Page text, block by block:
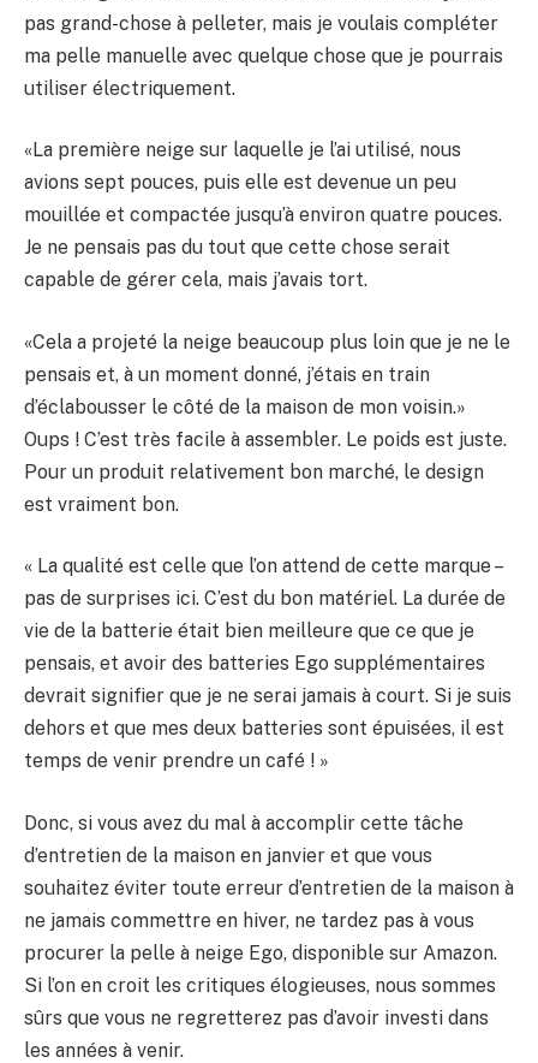
pas grand-chose à pelleter, mais je voulais compléter
ma pelle manuelle avec quelque chose que je pourrais
utiliser électriquement.
«La première neige sur laquelle je l’ai utilisé, nous
avions sept pouces, puis elle est devenue un peu
mouillée et compactée jusqu’à environ quatre pouces.
Je ne pensais pas du tout que cette chose serait
capable de gérer cela, mais j’avais tort.
«Cela a projeté la neige beaucoup plus loin que je ne le
pensais et, à un moment donné, j’étais en train
d’éclabousser le côté de la maison de mon voisin.»
Oups ! C’est très facile à assembler. Le poids est juste.
Pour un produit relativement bon marché, le design
est vraiment bon.
« La qualité est celle que l’on attend de cette marque –
pas de surprises ici. C’est du bon matériel. La durée de
vie de la batterie était bien meilleure que ce que je
pensais, et avoir des batteries Ego supplémentaires
devrait signifier que je ne serai jamais à court. Si je suis
dehors et que mes deux batteries sont épuisées, il est
temps de venir prendre un café ! »
Donc, si vous avez du mal à accomplir cette tâche
d’entretien de la maison en janvier et que vous
souhaitez éviter toute erreur d’entretien de la maison à
ne jamais commettre en hiver, ne tardez pas à vous
procurer la pelle à neige Ego, disponible sur Amazon.
Si l’on en croit les critiques élogieuses, nous sommes
sûrs que vous ne regretterez pas d’avoir investi dans
les années à venir.